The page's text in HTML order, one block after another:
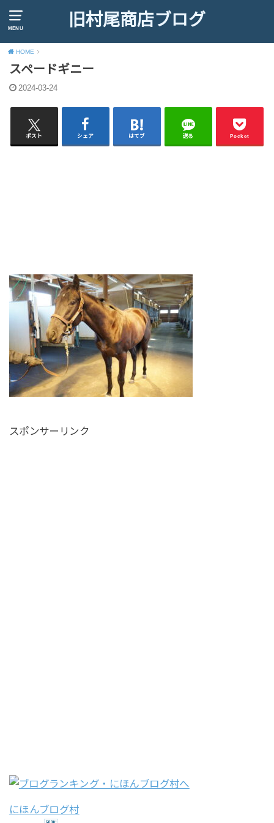
MENU 旧村尾商店ブログ
HOME
スペードギニー
2024-03-24
ポスト シェア はてブ 送る Pocket
スポンサーリンク
にほんブログ村